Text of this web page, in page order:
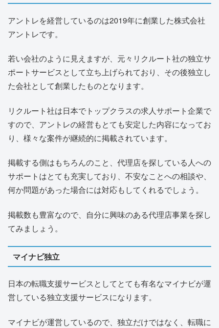
アントレを経営しているのは2019年に創業した株式会社
アントレです。
若い会社のように見えますが、元々リクルート社の独立サ
ポートサービスとして立ち上げられており、その後独立し
た会社として創業したものとなります。
リクルート社は日本でトップクラスの求人サポート企業で
すので、アントレの経営もとても安定した内容になってお
り、様々な案件が継続的に掲載されています。
掲載する側はもちろんのこと、代理店を探している人への
サポートはとても充実しており、不安なことへの相談や、
何か問題があった場合には対応もしてくれるでしょう。
掲載数も豊富なので、自分に興味のある代理店事業を探し
てみましょう。
マイナビ独立
日本の転職支援サービスとしてとても有名なマイナビが運
営している独立支援サービスになります。
マイナビが運営しているので、独立だけではなく、転職に